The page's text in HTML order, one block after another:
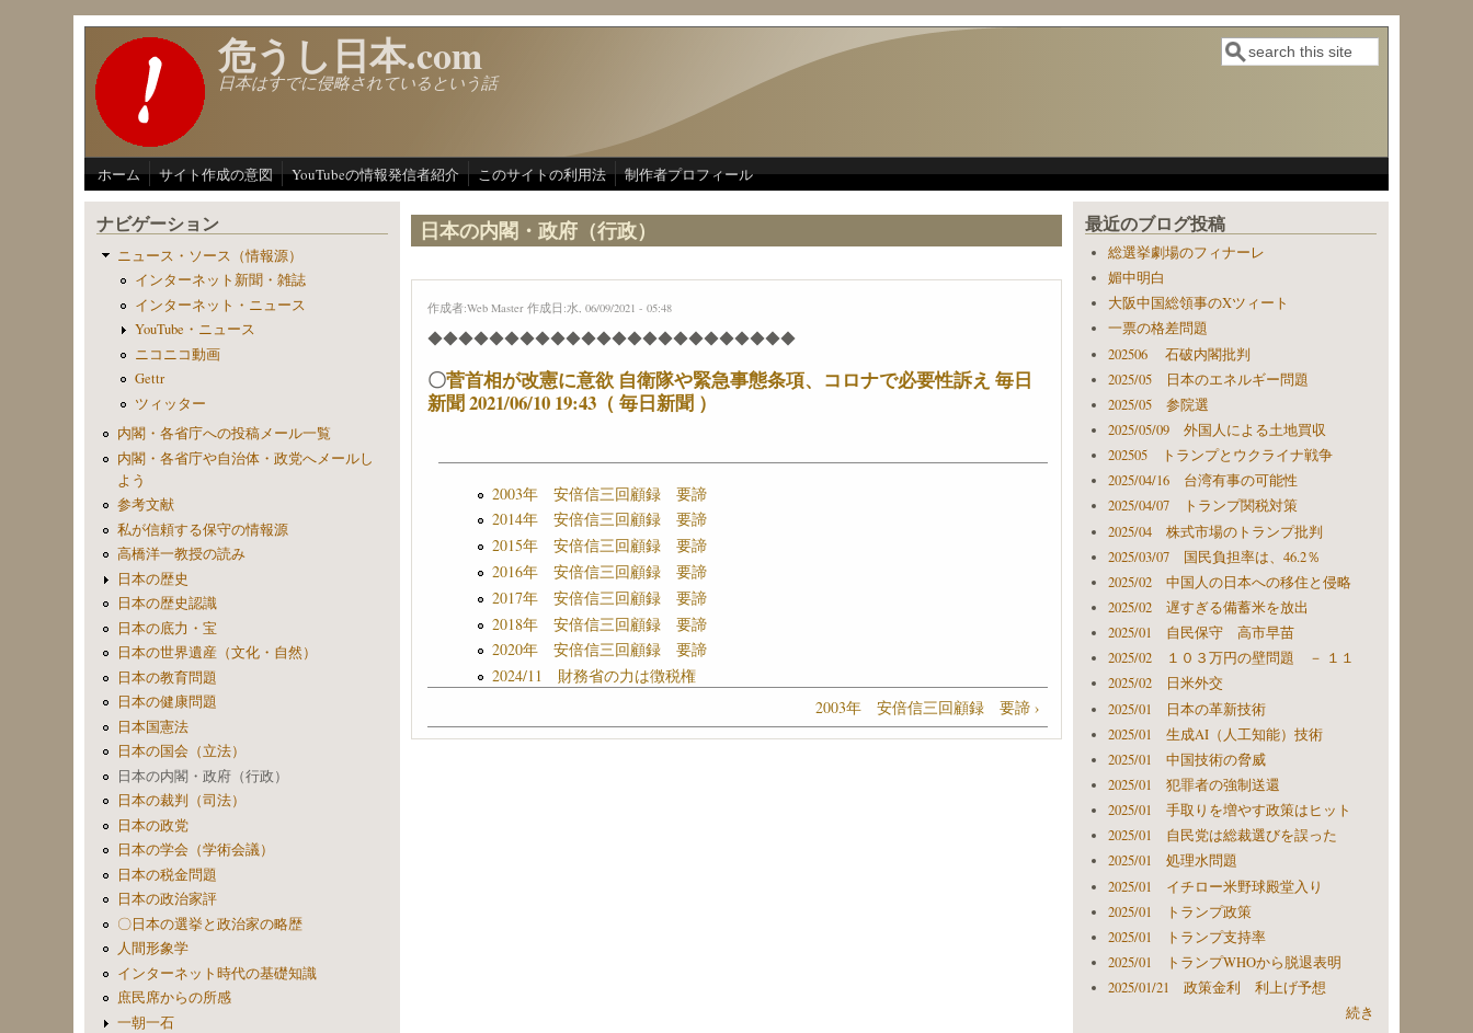
メインコンテンツに移動
危うし日本.com
日本はすでに侵略されているという話
検索フォーム
検索
ホーム サイト作成の意図 YouTubeの情報発信者紹介 このサイトの利用法 制作者プロフィール
日本の内閣・政府（行政）
作成者:Web Master作成日:水, 06/09/2021 - 05:48
◆◆◆◆◆◆◆◆◆◆◆◆◆◆◆◆◆◆◆◆◆◆◆◆
〇菅首相が改憲に意欲 自衛隊や緊急事態条項、コロナで必要性訴え 毎日
新聞 2021/06/10 19:43（ 毎日新聞 ）
2003年 安倍信三回顧録 要諦
2014年 安倍信三回顧録 要諦
2015年 安倍信三回顧録 要諦
2016年 安倍信三回顧録 要諦
2017年 安倍信三回顧録 要諦
2018年 安倍信三回顧録 要諦
2020年 安倍信三回顧録 要諦
2024/11 財務省の力は徴税権
2003年 安倍信三回顧録 要諦 ›
ナビゲーション
ニュース・ソース（情報源）
インターネット新聞・雑誌
インターネット・ニュース
YouTube・ニュース
ニコニコ動画
Gettr
ツィッター
内閣・各省庁への投稿メール一覧
内閣・各省庁や自治体・政党へメールし
よう
参考文献
私が信頼する保守の情報源
高橋洋一教授の読み
日本の歴史
日本の歴史認識
日本の底力・宝
日本の世界遺産（文化・自然）
日本の教育問題
日本の健康問題
日本国憲法
日本の国会（立法）
日本の内閣・政府（行政）
日本の裁判（司法）
日本の政党
日本の学会（学術会議）
日本の税金問題
日本の政治家評
〇日本の選挙と政治家の略歴
人間形象学
インターネット時代の基礎知識
庶民席からの所感
一朝一石
最近のブログ投稿
総選挙劇場のフィナーレ
媚中明白
大阪中国総領事のXツィート
一票の格差問題
202506 石破内閣批判
2025/05 日本のエネルギー問題
2025/05 参院選
2025/05/09 外国人による土地買収
202505 トランプとウクライナ戦争
2025/04/16 台湾有事の可能性
2025/04/07 トランプ関税対策
2025/04 株式市場のトランプ批判
2025/03/07 国民負担率は、46.2％
2025/02 中国人の日本への移住と侵略
2025/02 遅すぎる備蓄米を放出
2025/01 自民保守 高市早苗
2025/02 １０３万円の壁問題 － １１
2025/02 日米外交
2025/01 日本の革新技術
2025/01 生成AI（人工知能）技術
2025/01 中国技術の脅威
2025/01 犯罪者の強制送還
2025/01 手取りを増やす政策はヒット
2025/01 自民党は総裁選びを誤った
2025/01 処理水問題
2025/01 イチロー米野球殿堂入り
2025/01 トランプ政策
2025/01 トランプ支持率
2025/01 トランプWHOから脱退表明
2025/01/21 政策金利 利上げ予想
続き